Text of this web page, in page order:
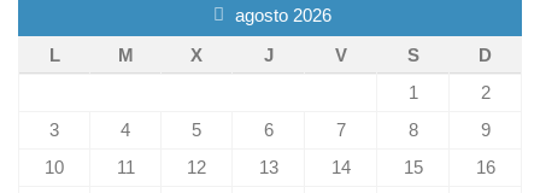
agosto 2026
L
M X J V S
D
1
2
3
4 5 6 7 8
9
10
11 12 13 14 15
16